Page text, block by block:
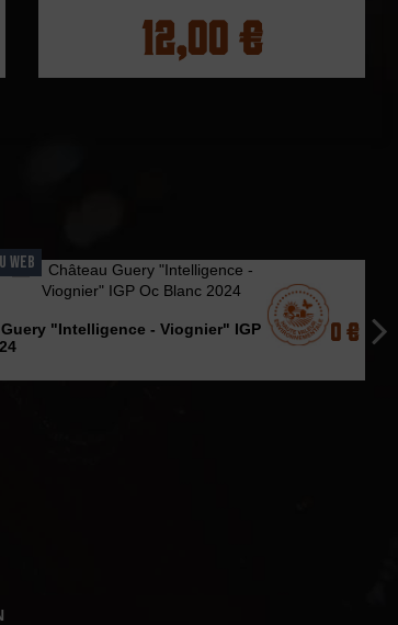
12,00 €
WEB
"Intelligence - Viognier" IGP Oc
9,10 €